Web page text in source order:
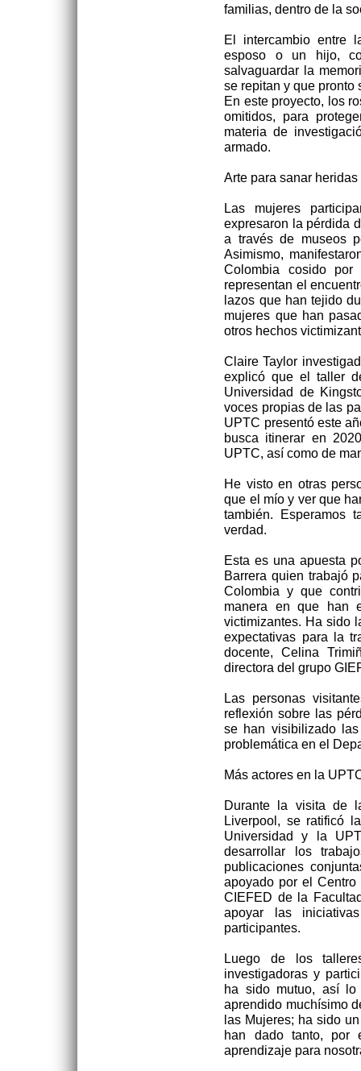
familias, dentro de la
El intercambio entre
esposo o un hijo,
salvaguardar la
se repitan y que pronto
En este proyecto, los
omitidos, para
materia de
armado.
Arte para sanar
Las mujeres
expresaron la pérdida
a través de museos
Asimismo,
Colombia cosido
representan el
lazos que han tejido
mujeres que han
otros hechos
Claire Taylor
explicó que el taller
Universidad de
voces propias de las
UPTC presentó este
busca itinerar en
UPTC, así como de
He visto en otras
que el mío y ver que
también. Esperamos
verdad.
Esta es una apuesta
Barrera quien trabajó
Colombia y que
manera en que han
victimizantes. Ha sido
expectativas para la
docente, Celina
directora del grupo
Las personas
reflexión sobre las
se han visibilizado
problemática en el
Más actores en la
Durante la visita de
Liverpool, se ratificó
Universidad y la
desarrollar los
publicaciones
apoyado por el
CIEFED de la
apoyar las
participantes.
Luego de los
investigadoras y
ha sido mutuo, así lo
aprendido muchísimo
las Mujeres; ha sido
han dado tanto, por
aprendizaje para